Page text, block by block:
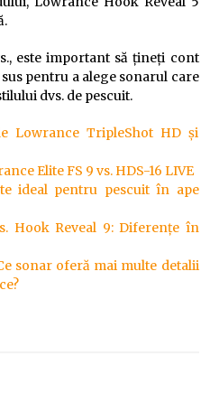
este important să țineți cont
pentru a alege sonarul care
dvs. de pescuit.
Lowrance TripleShot HD și
Elite FS 9 vs. HDS-16 LIVE
ideal pentru pescuit în ape
Hook Reveal 9: Diferențe în
sonar oferă mai multe detalii